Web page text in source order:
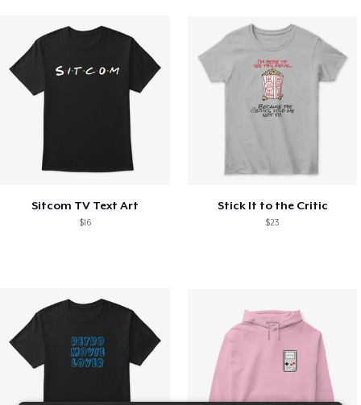
Sitcom TV Text Art
$16
Stick It to the Critic
$23